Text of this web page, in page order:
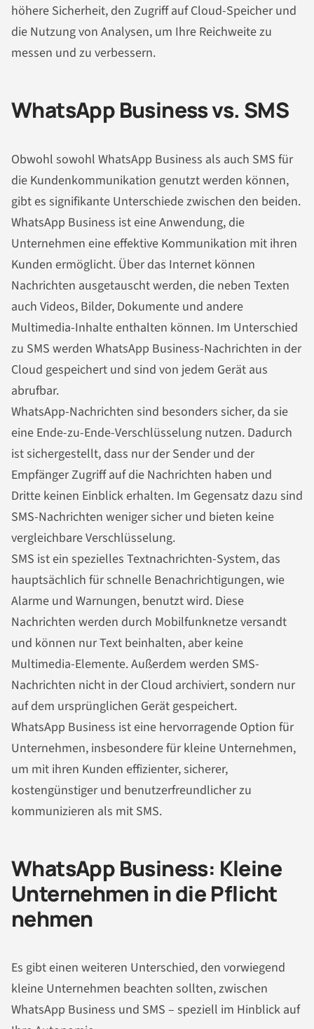
höhere Sicherheit, den Zugriff auf Cloud-Speicher und
die Nutzung von Analysen, um Ihre Reichweite zu
messen und zu verbessern.
WhatsApp Business vs. SMS
Obwohl sowohl WhatsApp Business als auch SMS für
die Kundenkommunikation genutzt werden können,
gibt es signifikante Unterschiede zwischen den beiden.
WhatsApp Business ist eine Anwendung, die
Unternehmen eine effektive Kommunikation mit ihren
Kunden ermöglicht. Über das Internet können
Nachrichten ausgetauscht werden, die neben Texten
auch Videos, Bilder, Dokumente und andere
Multimedia-Inhalte enthalten können. Im Unterschied
zu SMS werden WhatsApp Business-Nachrichten in der
Cloud gespeichert und sind von jedem Gerät aus
abrufbar.
WhatsApp-Nachrichten sind besonders sicher, da sie
eine Ende-zu-Ende-Verschlüsselung nutzen. Dadurch
ist sichergestellt, dass nur der Sender und der
Empfänger Zugriff auf die Nachrichten haben und
Dritte keinen Einblick erhalten. Im Gegensatz dazu sind
SMS-Nachrichten weniger sicher und bieten keine
vergleichbare Verschlüsselung.
SMS ist ein spezielles Textnachrichten-System, das
hauptsächlich für schnelle Benachrichtigungen, wie
Alarme und Warnungen, benutzt wird. Diese
Nachrichten werden durch Mobilfunknetze versandt
und können nur Text beinhalten, aber keine
Multimedia-Elemente. Außerdem werden SMS-
Nachrichten nicht in der Cloud archiviert, sondern nur
auf dem ursprünglichen Gerät gespeichert.
WhatsApp Business ist eine hervorragende Option für
Unternehmen, insbesondere für kleine Unternehmen,
um mit ihren Kunden effizienter, sicherer,
kostengünstiger und benutzerfreundlicher zu
kommunizieren als mit SMS.
WhatsApp Business: Kleine
Unternehmen in die Pflicht
nehmen
Es gibt einen weiteren Unterschied, den vorwiegend
kleine Unternehmen beachten sollten, zwischen
WhatsApp Business und SMS – speziell im Hinblick auf